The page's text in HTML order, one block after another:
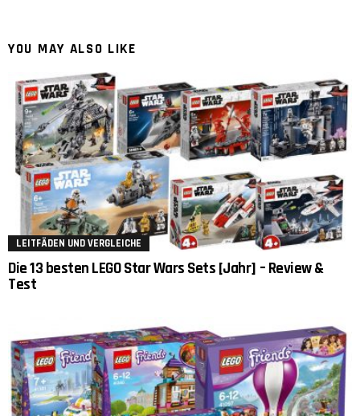
YOU MAY ALSO LIKE
LEITFÄDEN UND VERGLEICHE
Die 13 besten LEGO Star Wars Sets [Jahr] – Review &
Test